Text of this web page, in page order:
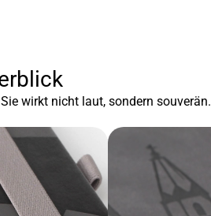
wirkt nicht laut, sondern souverän.